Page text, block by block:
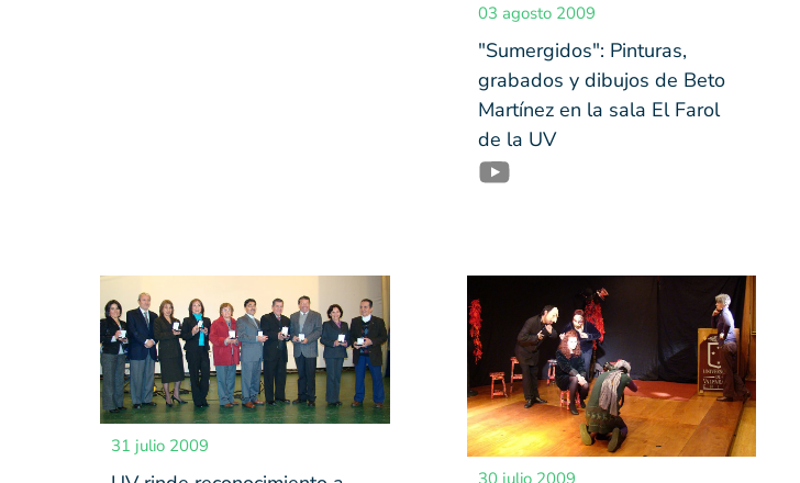
03 agosto 2009
"Sumergidos": Pinturas,
grabados y dibujos de Beto
Martínez en la sala El Farol
de la UV
31 julio 2009